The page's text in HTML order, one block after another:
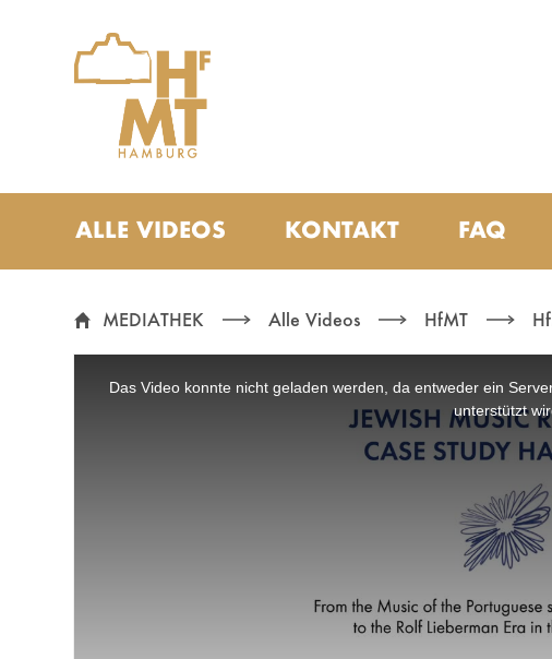
ALLE VIDEOS KONTAKT FAQ
GREETING WORDS - HFMT
MEDIATHEK Alle Videos HfMT
Das Video konnte nicht geladen werden, da entweder ein
unterstützt